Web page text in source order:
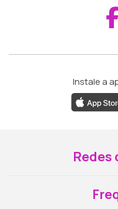
Instale a
Redes